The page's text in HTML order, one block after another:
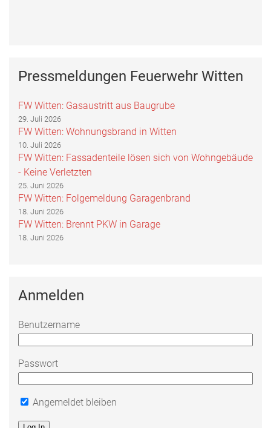
Pressmeldungen Feuerwehr Witten
FW Witten: Gasaustritt aus Baugrube
29. Juli 2026
FW Witten: Wohnungsbrand in Witten
10. Juli 2026
FW Witten: Fassadenteile lösen sich von Wohngebäude
- Keine Verletzten
25. Juni 2026
FW Witten: Folgemeldung Garagenbrand
18. Juni 2026
FW Witten: Brennt PKW in Garage
18. Juni 2026
Anmelden
Benutzername
Passwort
Angemeldet bleiben